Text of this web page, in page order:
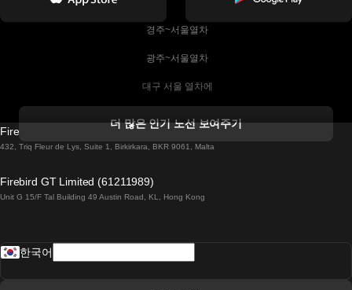
경주~서울열차
광주~서울열차
대구 서울 열차에
더블린에서 골웨이 열차
로마에서 나폴리 열차
더 많은 인기 노선 보여주기
Firebird GT Limited (OC 1451)
432, Triq Fleur de Lys, Suite 1, Birkirkara, BKR 9061, Malta
Firebird GT Limited (61211989)
Unit G 15/F Tal Building 49 Austin Road, KL, Hong Kong
한국어